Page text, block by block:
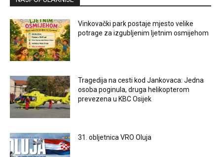
Vinkovački park postaje mjesto velike
potrage za izgubljenim ljetnim osmijehom
Tragedija na cesti kod Jankovaca: Jedna
osoba poginula, druga helikopterom
prevezena u KBC Osijek
31. obljetnica VRO Oluja